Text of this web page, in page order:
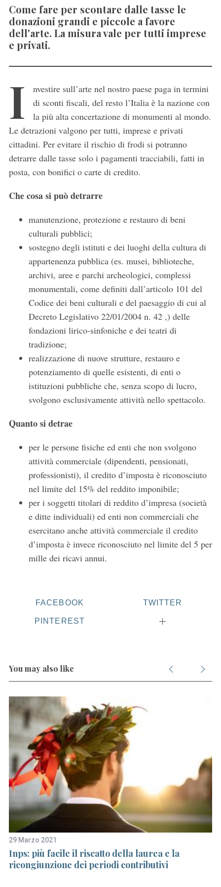
Come fare per scontare dalle tasse le
donazioni grandi e piccole a favore
dell'arte. La misura vale per tutti imprese
e privati.
I
nvestire sull’arte nel nostro paese paga in termini
di sconti fiscali, del resto l’Italia è la nazione con
la più alta concertazione di monumenti al mondo.
Le detrazioni valgono per tutti, imprese e privati
cittadini. Per evitare il rischio di frodi si potranno
detrarre dalle tasse solo i pagamenti tracciabili, fatti in
posta, con bonifici o carte di credito.
Che cosa si può detrarre
manutenzione, protezione e restauro di beni
culturali pubblici;
sostegno degli istituti e dei luoghi della cultura di
appartenenza pubblica (es. musei, biblioteche,
archivi, aree e parchi archeologici, complessi
monumentali, come definiti dall’articolo 101 del
Codice dei beni culturali e del paesaggio di cui al
Decreto Legislativo 22/01/2004 n. 42 ,) delle
fondazioni lirico-sinfoniche e dei teatri di
tradizione;
realizzazione di nuove strutture, restauro e
potenziamento di quelle esistenti, di enti o
istituzioni pubbliche che, senza scopo di lucro,
svolgono esclusivamente attività nello spettacolo.
Quanto si detrae
per le persone fisiche ed enti che non svolgono
attività commerciale (dipendenti, pensionati,
professionisti), il credito d’imposta è riconosciuto
nel limite del 15% del reddito imponibile;
per i soggetti titolari di reddito d’impresa (società
e ditte individuali) ed enti non commerciali che
esercitano anche attività commerciale il credito
d’imposta è invece riconosciuto nel limite del 5 per
mille dei ricavi annui.
FACEBOOK TWITTER
PINTEREST
You may also like
29 Marzo 2021
Inps: più facile il riscatto della laurea e la
ricongiunzione dei periodi contributivi
S
e
a
c
h
f